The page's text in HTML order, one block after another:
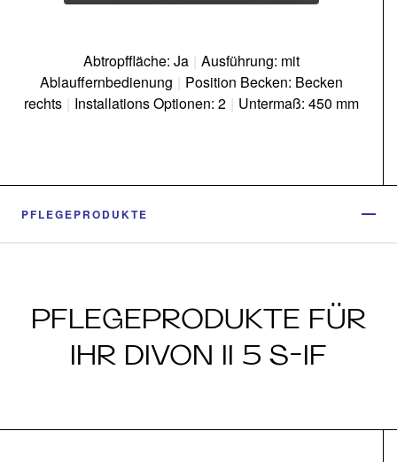
Abtropffläche: Ja | Ausführung: mit
Ablauffernbedienung | Position Becken: Becken
rechts | Installations Optionen: 2 | Untermaß: 450 mm
PFLEGEPRODUKTE
PFLEGEPRODUKTE FÜR
IHR DIVON II 5 S-IF